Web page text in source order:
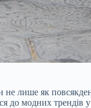
лише як
до модних